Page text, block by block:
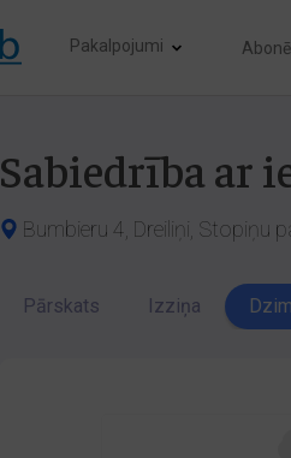
Pakalpojumi
Sabiedrība ar
Bumbieru 4, Dreiliņi, Stopiņu
Pārskats Izziņa